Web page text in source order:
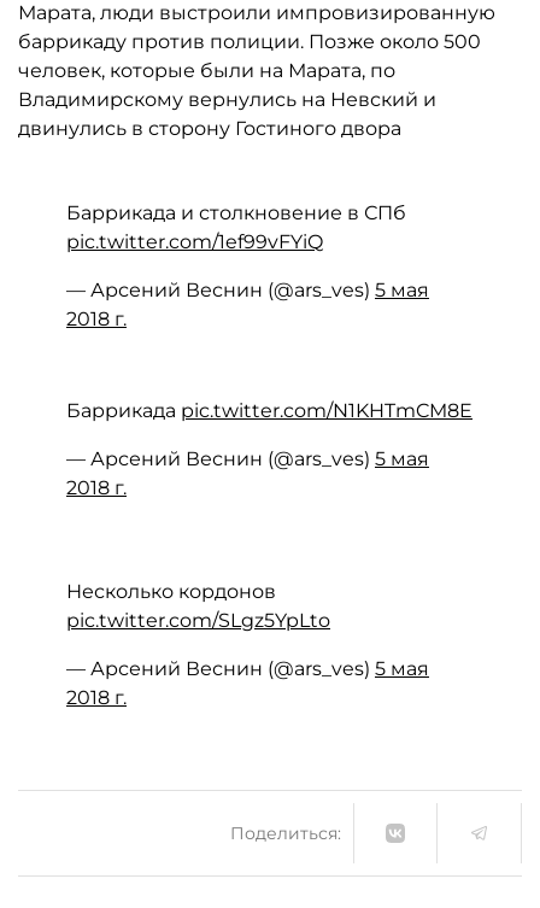
Марата, люди выстроили импровизированную
баррикаду против полиции. Позже около 500
человек, которые были на Марата, по
Владимирскому вернулись на Невский и
двинулись в сторону Гостиного двора
Баррикада и столкновение в СПб
pic.twitter.com/1ef99vFYiQ
— Арсений Веснин (@ars_ves) 5 мая
2018 г.
Баррикада pic.twitter.com/N1KHTmCM8E
— Арсений Веснин (@ars_ves) 5 мая
2018 г.
Несколько кордонов
pic.twitter.com/SLgz5YpLto
— Арсений Веснин (@ars_ves) 5 мая
2018 г.
Поделиться: